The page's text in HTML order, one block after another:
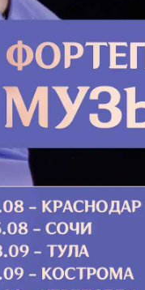
посты,
3-7 дневный
состоит в том,
также
Нужно
должно в день
общения.
строгий
отправляясь в
есть, пить;